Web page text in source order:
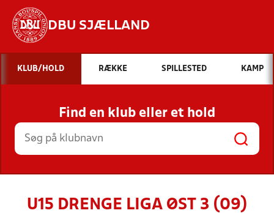
DBU SJÆLLAND
Hvad vil du søge efter?
INDHOLD OG NYHEDER
STILLINGER, RESULTATER, KLUBBER OG
HOLD
KLUB/HOLD RÆKKE SPILLESTED KAMP
Find en klub eller et hold
U15 DRENGE LIGA ØST 3 (09)